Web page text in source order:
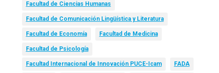
Facultad de Ciencias Humanas
Facultad de Comunicación Lingüística y Literatura
Facultad de Economía Facultad de Medicina
Facultad de Psicología
Facultad Internacional de Innovación PUCE-Icam FADA